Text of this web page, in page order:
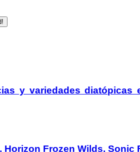
y variedades
Horizon Frozen Wilds,